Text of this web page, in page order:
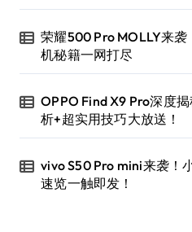
荣耀500 Pro MOLLY来
机秘籍一网打尽
OPPO Find X9 Pro深度
析+超实用技巧大放送！
vivo S50 Pro mini来袭！
速览一触即发！